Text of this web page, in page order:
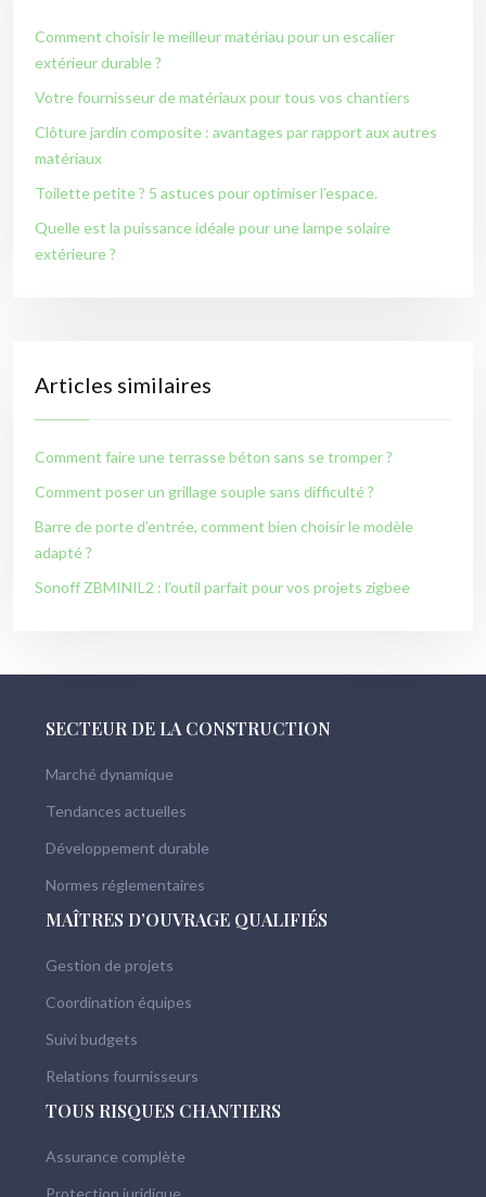
Comment choisir le meilleur matériau pour un escalier
extérieur durable ?
Votre fournisseur de matériaux pour tous vos chantiers
Clôture jardin composite : avantages par rapport aux autres
matériaux
Toilette petite ? 5 astuces pour optimiser l’espace.
Quelle est la puissance idéale pour une lampe solaire
extérieure ?
Articles similaires
Comment faire une terrasse béton sans se tromper ?
Comment poser un grillage souple sans difficulté ?
Barre de porte d’entrée, comment bien choisir le modèle
adapté ?
Sonoff ZBMINIL2 : l’outil parfait pour vos projets zigbee
SECTEUR DE LA CONSTRUCTION
Marché dynamique
Tendances actuelles
Développement durable
Normes réglementaires
MAÎTRES D’OUVRAGE QUALIFIÉS
Gestion de projets
Coordination équipes
Suivi budgets
Relations fournisseurs
TOUS RISQUES CHANTIERS
Assurance complète
Protection juridique